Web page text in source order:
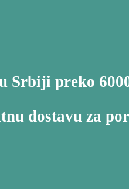
Srbiji preko
dostavu za